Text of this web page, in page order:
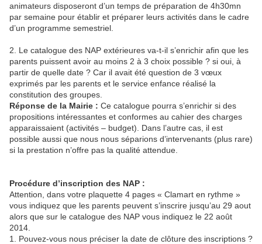
animateurs disposeront d’un temps de préparation de 4h30mn
par semaine pour établir et préparer leurs activités dans le cadre
d’un programme semestriel.
2. Le catalogue des NAP extérieures va-t-il s’enrichir afin que les
parents puissent avoir au moins 2 à 3 choix possible ? si oui, à
partir de quelle date ? Car il avait été question de 3 vœux
exprimés par les parents et le service enfance réalisé la
constitution des groupes.
Réponse de la Mairie : Ce catalogue pourra s’enrichir si des
propositions intéressantes et conformes au cahier des charges
apparaissaient (activités – budget). Dans l’autre cas, il est
possible aussi que nous nous séparions d’intervenants (plus rare)
si la prestation n’offre pas la qualité attendue.
Procédure d’inscription des NAP :
Attention, dans votre plaquette 4 pages « Clamart en rythme »
vous indiquez que les parents peuvent s’inscrire jusqu’au 29 aout
alors que sur le catalogue des NAP vous indiquez le 22 août
2014.
1. Pouvez-vous nous préciser la date de clôture des inscriptions ?